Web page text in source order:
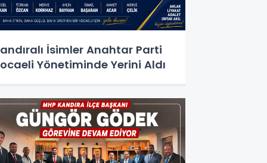
İsimler Anahtar Parti
Yönetiminde Yerini Aldı